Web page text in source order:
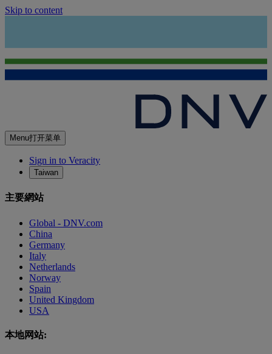
Skip to content
Menu打开菜单
Sign in to Veracity
Taiwan
主要網站
Global - DNV.com
China
Germany
Italy
Netherlands
Norway
Spain
United Kingdom
USA
本地网站: